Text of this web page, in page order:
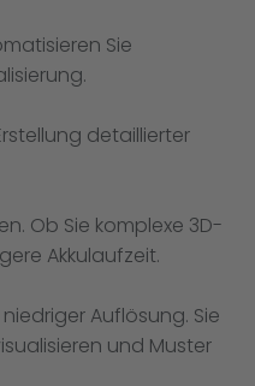
Sie
detaillierter
Ob Sie komplexe 3D-
Akkulaufzeit.
Auflösung. Sie
und Muster